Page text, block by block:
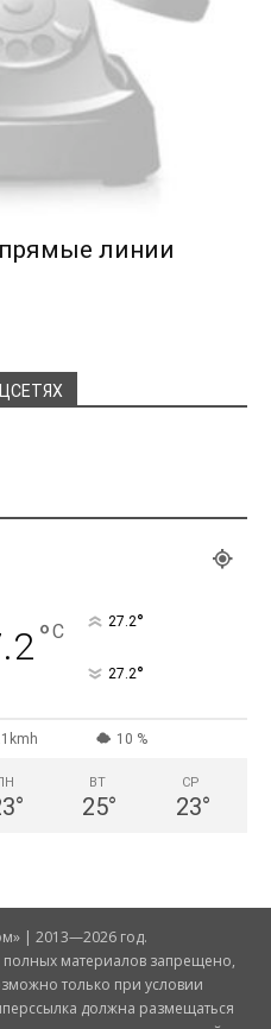
линии
°C 27.2°
27.2°
10 %
°
ВТ
25°
СР
23°
| 2013—2026 год.
материалов запрещено,
только при условии
должна размещаться